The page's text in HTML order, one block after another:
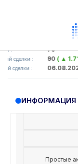
: 79
сделки : 90( ▲ 1.71
сделки :
Простые